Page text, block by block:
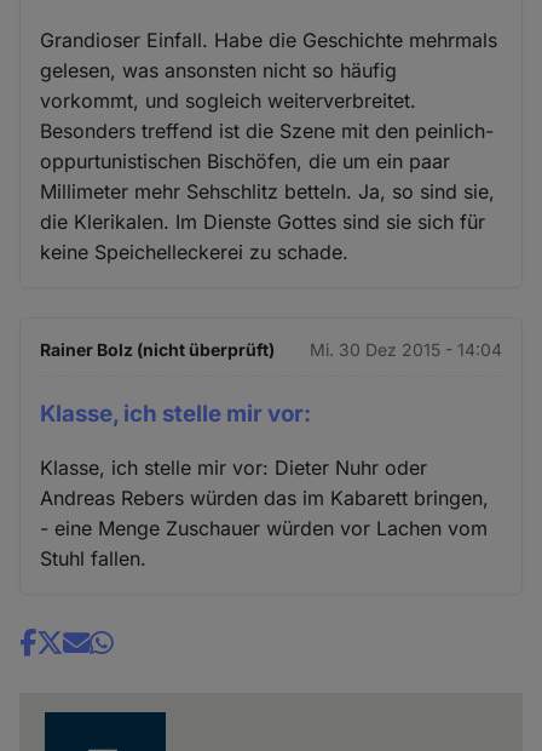
Grandioser Einfall. Habe die Geschichte mehrmals
gelesen, was ansonsten nicht so häufig
vorkommt, und sogleich weiterverbreitet.
Besonders treffend ist die Szene mit den peinlich-
oppurtunistischen Bischöfen, die um ein paar
Millimeter mehr Sehschlitz betteln. Ja, so sind sie,
die Klerikalen. Im Dienste Gottes sind sie sich für
keine Speichelleckerei zu schade.
Rainer Bolz (nicht überprüft) Mi. 30 Dez 2015 - 14:04
Klasse, ich stelle mir vor:
Klasse, ich stelle mir vor: Dieter Nuhr oder
Andreas Rebers würden das im Kabarett bringen,
- eine Menge Zuschauer würden vor Lachen vom
Stuhl fallen.
Share